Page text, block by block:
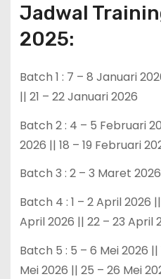
Jadwal
2025:
Batch 1 : 7 – 8 Januari
|| 21 – 22 Januari 2026
Batch 2 : 4 – 5 Februari
2026 || 18 – 19 Februari
Batch 3 : 2 – 3 Maret
Batch 4 : 1 – 2 April 2026
April 2026 || 22 – 23 April
Batch 5 : 5 – 6 Mei 2026 ||
Mei 2026 || 25 – 26 Mei